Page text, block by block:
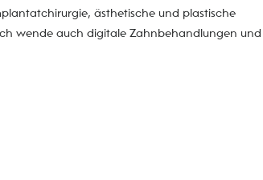
ästhetische und plastische
wende auch digitale Zahnbehandlungen und